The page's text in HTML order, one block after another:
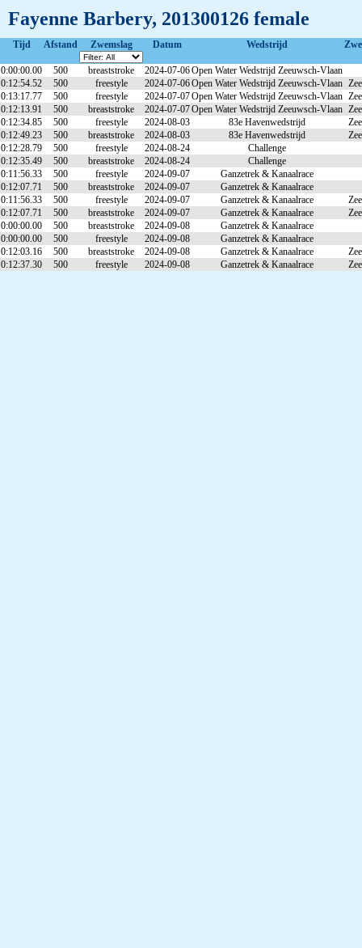
Fayenne Barbery, 201300126 female
Tijd Afstand Zwemslag Datum Wedstrijd
0:00:00.00 500 breaststroke 2024-07-06Open Water Wedstrijd Zeeuwsch-Vlaan
0:12:54.52
500 freestyle 2024-07-06Open Water Wedstrijd Zeeuwsch-Vlaan
0:13:17.77
500 freestyle 2024-07-07Open Water Wedstrijd Zeeuwsch-Vlaan
0:12:13.91
500 breaststroke 2024-07-07Open Water Wedstrijd Zeeuwsch-Vlaan
0:12:34.85
500 freestyle 2024-08-03 83e Havenwedstrijd
0:12:49.23
500 breaststroke 2024-08-03 83e Havenwedstrijd
0:12:28.79
500 freestyle 2024-08-24
Challenge
0:12:35.49
500 breaststroke 2024-08-24
Challenge
0:11:56.33
500 freestyle 2024-09-07
Ganzetrek & Kanaalrace
0:12:07.71
500 breaststroke 2024-09-07
Ganzetrek & Kanaalrace
0:11:56.33
500 freestyle 2024-09-07 Ganzetrek & Kanaalrace
0:12:07.71
500 breaststroke 2024-09-07 Ganzetrek & Kanaalrace
0:00:00.00
500 breaststroke 2024-09-08
Ganzetrek & Kanaalrace
0:00:00.00
500 freestyle 2024-09-08
Ganzetrek & Kanaalrace
0:12:03.16
500 breaststroke 2024-09-08 Ganzetrek & Kanaalrace
0:12:37.30
500 freestyle 2024-09-08 Ganzetrek & Kanaalrace